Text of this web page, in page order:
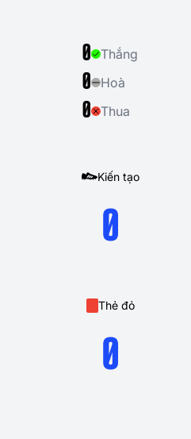
Kiến tạo
0
Thẻ đỏ
0
0 Thắng
0 Hoà
0 Thua